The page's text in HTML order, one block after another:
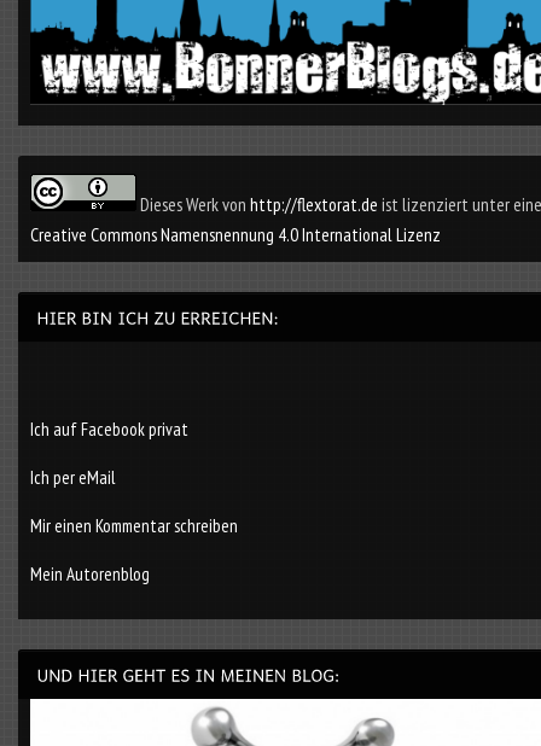
Dieses Werk von http://flextorat.de ist lizenziert unter
Creative Commons Namensnennung 4.0 International Lizenz
Ich auf Facebook privat
Ich per eMail
Mir einen Kommentar schreiben
Mein Autorenblog